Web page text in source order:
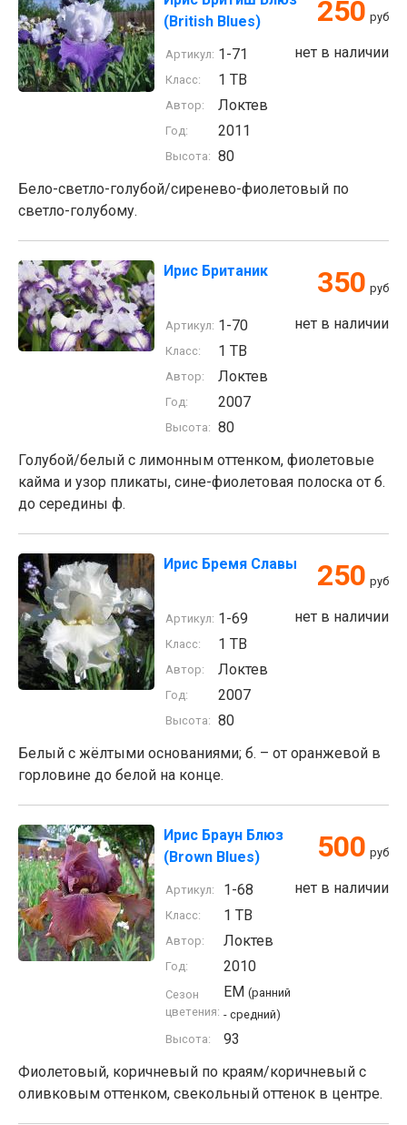
(British Blues)
250 руб
нет в наличии
Артикул: 1-71
Класс: 1 TB
Автор: Локтев
Год: 2011
Высота: 80
Бело-светло-голубой/сиренево-фиолетовый по
светло-голубому.
Ирис Британик 350 руб
нет в наличии
Артикул: 1-70
Класс: 1 TB
Автор: Локтев
Год: 2007
Высота: 80
Голубой/белый с лимонным оттенком, фиолетовые
кайма и узор пликаты, сине-фиолетовая полоска от б.
до середины ф.
Ирис Бремя Славы 250 руб
нет в наличии
Артикул: 1-69
Класс: 1 TB
Автор: Локтев
Год: 2007
Высота: 80
Белый с жёлтыми основаниями; б. – от оранжевой в
горловине до белой на конце.
Ирис Браун Блюз
(Brown Blues)
500 руб
нет в наличии
Артикул: 1-68
Класс: 1 TB
Автор: Локтев
Год: 2010
Сезон
цветения:
EM (ранний
- средний)
Высота:
93
Фиолетовый, коричневый по краям/коричневый с
оливковым оттенком, свекольный оттенок в центре.